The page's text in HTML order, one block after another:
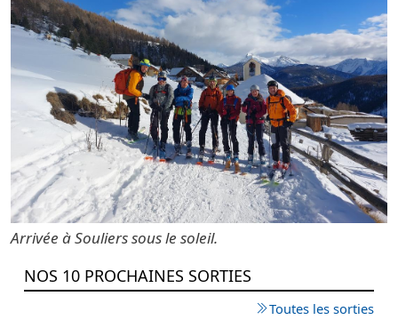
Arrivée à Souliers sous le soleil.
NOS 10 PROCHAINES SORTIES
Toutes les sorties